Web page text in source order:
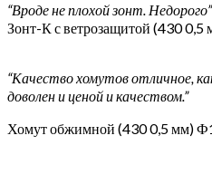
“Вроде не плохой зонт. Недорого”
Зонт-К с ветрозащитой (430
“Качество хомутов отличное,
доволен и ценой и качеством.”
Хомут обжимной (430 0,5 мм)